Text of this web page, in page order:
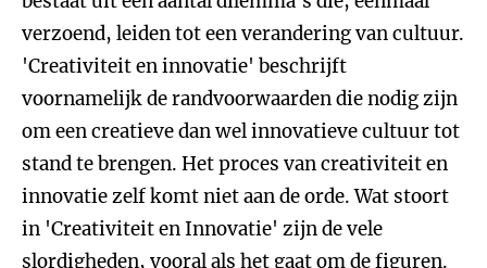
verzoend, leiden tot een verandering van cultuur.
'Creativiteit en innovatie' beschrijft
voornamelijk de randvoorwaarden die nodig zijn
om een creatieve dan wel innovatieve cultuur tot
stand te brengen. Het proces van creativiteit en
innovatie zelf komt niet aan de orde. Wat stoort
in 'Creativiteit en Innovatie' zijn de vele
slordigheden, vooral als het gaat om de figuren.